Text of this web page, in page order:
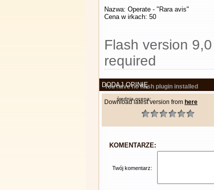
Nazwa: Operate - "Rara avis"
Cena w irkach: 50
Flash version
required
You have no flash plugin installed
Download latest version from here
DODAJ OPINIĘ
średnia ocena:
KOMENTARZE:
Twój komentarz: